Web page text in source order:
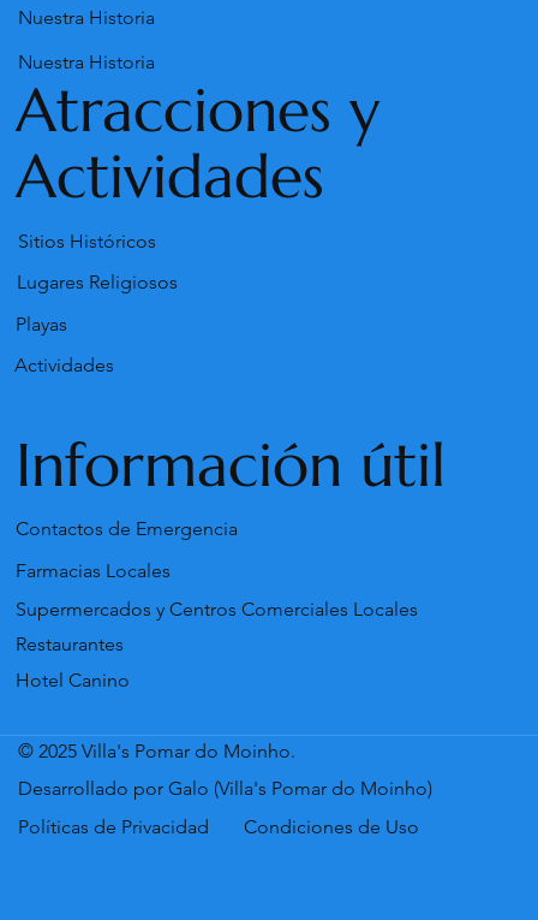
Nuestra Historia
Nuestra Historia
Atracciones y
Actividades
Sitios Históricos
Lugares Religiosos
Playas
Actividades
Información útil
Contactos de Emergencia
Farmacias Locales
Supermercados y Centros Comerciales Locales
Restaurantes
Hotel Canino
© 2025 Villa's Pomar do Moinho.
Desarrollado por Galo (Villa's Pomar do Moinho)
Políticas de Privacidad
Condiciones de Uso